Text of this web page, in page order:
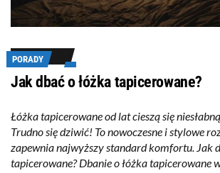
PORADY
Jak dbać o łóżka tapicerowane?
Łóżka tapicerowane od lat cieszą się
Trudno się dziwić! To nowoczesne i stylowe
zapewnia najwyższy standard komfortu. Jak
tapicerowane? Dbanie o łóżka tapicerowane